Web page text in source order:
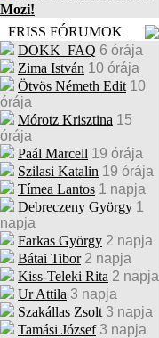
Mozi!
FRISS FÓRUMOK
DOKK_FAQ 6 órája
Zima István 10 órája
Ötvös Németh Edit 10
órája
Mórotz Krisztina 15
órája
Paál Marcell 19 órája
Szilasi Katalin 19 órája
Tímea Lantos 1 napja
Debreczeny György 1
napja
Farkas György 2 napja
Bátai Tibor 2 napja
Kiss-Teleki Rita 2 napja
Ur Attila 3 napja
Szakállas Zsolt 3 napja
Tamási József 3 napja